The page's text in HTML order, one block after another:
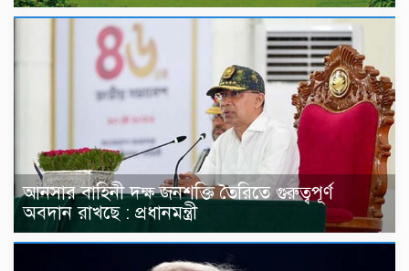
আনসার বাহিনী দক্ষ জনশক্তি তৈরিতে গুরুত্বপূর্ণ
অবদান রাখছে : প্রধানমন্ত্রী